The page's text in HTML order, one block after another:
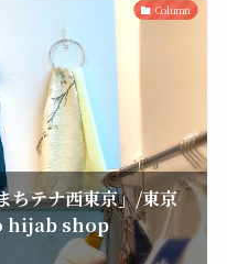
Column
ちテナ西東京」/東京
hijab shop